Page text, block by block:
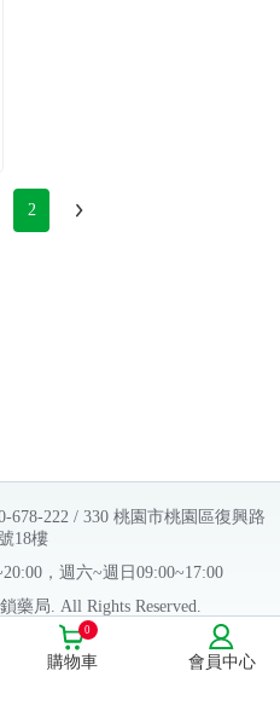
2
678-222 / 330 桃園市桃園區復興路
18樓
，週六~週日09:00~17:00
藥局. All Rights Reserved.
者資料：
販字第623202B480 號
購物車
0
會員中心